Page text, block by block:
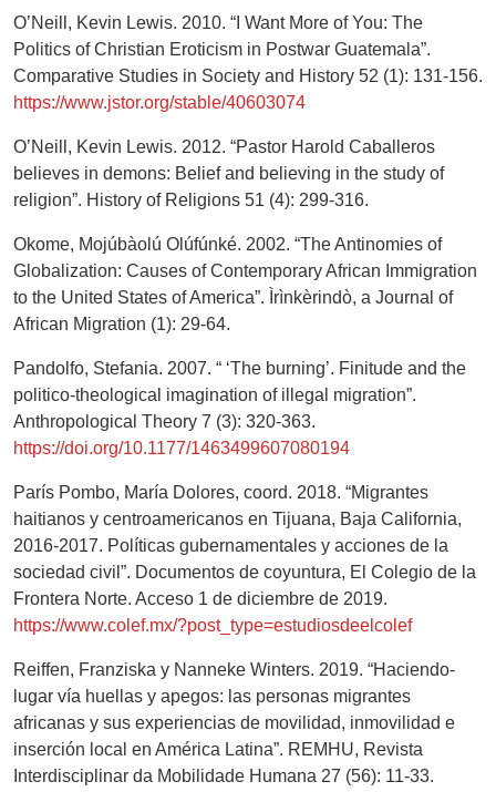
O’Neill, Kevin Lewis. 2010. “I Want More of You: The
Politics of Christian Eroticism in Postwar Guatemala”.
Comparative Studies in Society and History 52 (1): 131-156.
https://www.jstor.org/stable/40603074
O’Neill, Kevin Lewis. 2012. “Pastor Harold Caballeros
believes in demons: Belief and believing in the study of
religion”. History of Religions 51 (4): 299-316.
Okome, Mojúbàolú Olúfúnké. 2002. “The Antinomies of
Globalization: Causes of Contemporary African Immigration
to the United States of America”. Ìrìnkèrindò, a Journal of
African Migration (1): 29-64.
Pandolfo, Stefania. 2007. “ ‘The burning’. Finitude and the
politico-theological imagination of illegal migration”.
Anthropological Theory 7 (3): 320-363.
https://doi.org/10.1177/1463499607080194
París Pombo, María Dolores, coord. 2018. “Migrantes
haitianos y centroamericanos en Tijuana, Baja California,
2016-2017. Políticas gubernamentales y acciones de la
sociedad civil”. Documentos de coyuntura, El Colegio de la
Frontera Norte. Acceso 1 de diciembre de 2019.
https://www.colef.mx/?post_type=estudiosdeelcolef
Reiffen, Franziska y Nanneke Winters. 2019. “Haciendo-
lugar vía huellas y apegos: las personas migrantes
africanas y sus experiencias de movilidad, inmovilidad e
inserción local en América Latina”. REMHU, Revista
Interdisciplinar da Mobilidade Humana 27 (56): 11-33.